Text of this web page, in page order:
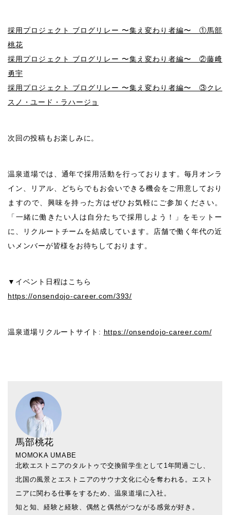
採用プロジェクト ブログリレー 〜集え変わり者編〜 ①馬部
桃花
採用プロジェクト ブログリレー 〜集え変わり者編〜 ②藤﨑
勇宇
採用プロジェクト ブログリレー 〜集え変わり者編〜 ③クレ
スノ・ユード・ラハージョ
次回の投稿もお楽しみに。
温泉道場では、通年で採用活動を行っております。毎月オンラ
イン、リアル、どちらでもお会いできる機会をご用意しており
ますので、興味を持った方はぜひお気軽にご参加ください。
「一緒に働きたい人は自分たちで採用しよう！」をモットー
に、リクルートチームを結成しています。店舗で働く年代の近
いメンバーが皆様をお待ちしております。
▼イベント日程はこちら
https://onsendojo-career.com/393/
温泉道場リクルートサイト: https://onsendojo-career.com/
馬部桃花
MOMOKA UMABE
北欧エストニアのタルトゥで交換留学生として1年間過ごし、
北国の風景とエストニアのサウナ文化に心を奪われる。エスト
ニアに関わる仕事をするため、温泉道場に入社。
知と知、経験と経験、偶然と偶然がつながる感覚が好き。